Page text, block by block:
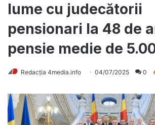
lume cu judecătorii
pensionari la 48 de
pensie medie de
Redacția 4media.info 04/07/2025 0